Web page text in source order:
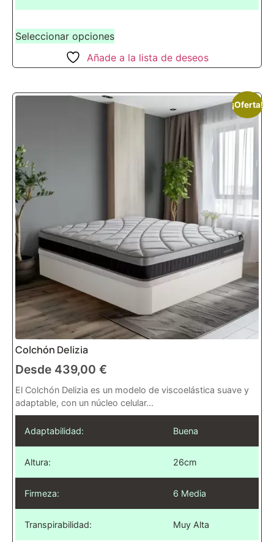
Seleccionar opciones
Añade a la lista de deseos
¡Oferta!
Colchón Delizia
Desde 439,00 €
El Colchón Delizia es un modelo de viscoelástica suave y
adaptable, con un núcleo celular...
Adaptabilidad: Buena
Altura: 26cm
Firmeza: 6 Media
Transpirabilidad: Muy Alta